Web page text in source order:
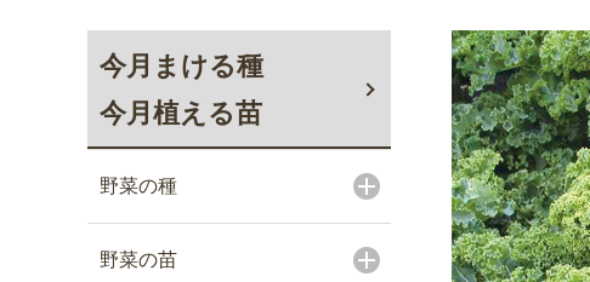
今月まける種
今月植える苗
野菜の種
野菜の苗